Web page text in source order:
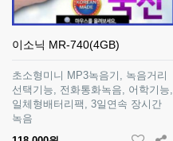
이소닉 MR-740(4GB)
초소형미니 MP3녹음기, 녹음거리
선택기능, 전화통화녹음, 어학기능,
일체형배터리팩, 3일연속 장시간
녹음